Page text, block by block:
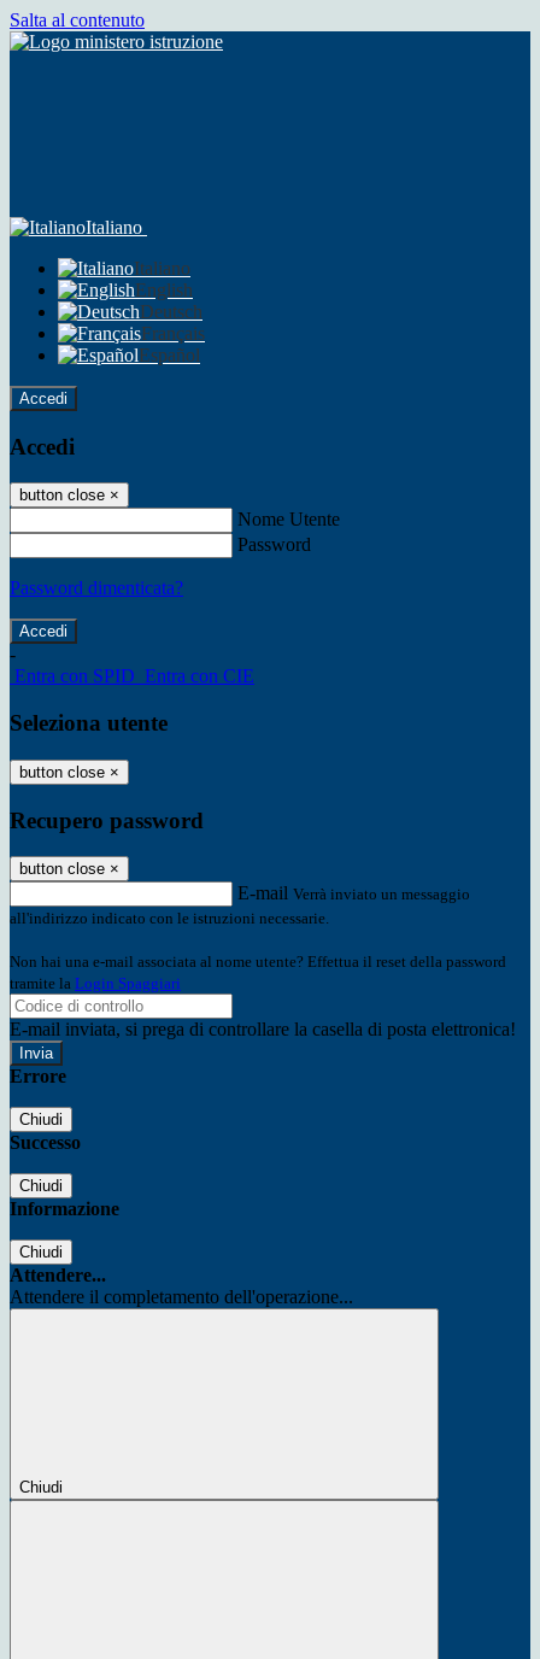
Salta al contenuto
Italiano
Italiano
English
Deutsch
Français
Español
Accedi
Accedi
button close ×
Nome Utente
Password
Password dimenticata?
-
Entra con SPID Entra con CIE
Seleziona utente
button close ×
Recupero password
button close ×
E-mail Verrà inviato un messaggio
all'indirizzo indicato con le istruzioni necessarie.
Non hai una e-mail associata al nome utente? Effettua il reset della password
tramite la Login Spaggiari
E-mail inviata, si prega di controllare la casella di posta elettronica!
Errore
Chiudi
Successo
Chiudi
Informazione
Chiudi
Attendere...
Attendere il completamento dell'operazione...
Chiudi